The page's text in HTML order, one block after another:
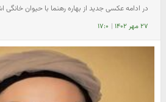
در ادامه عکسی جدید از بهاره رهنما با حیوان
۲۷ مهر ۱۴۰۲ | ۱۷:۰